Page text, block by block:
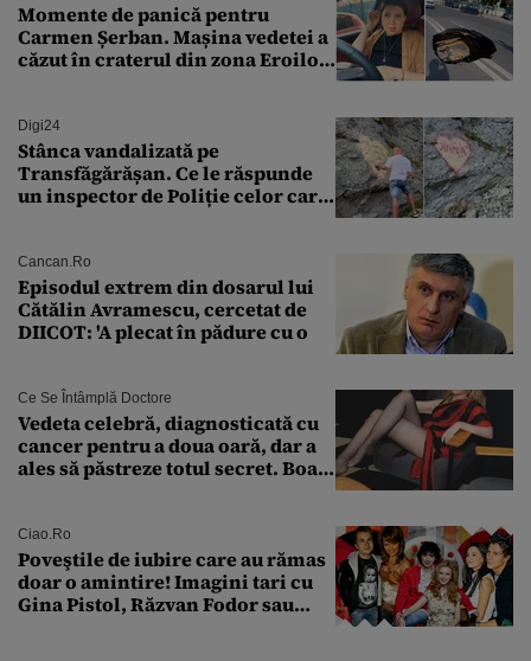
Momente de panică pentru
Carmen Șerban. Mașina vedetei a
căzut în craterul din zona Eroilor:
Digi24
Stânca vandalizată pe
Transfăgărășan. Ce le răspunde
un inspector de Poliție celor care
Cancan.ro
Episodul extrem din dosarul lui
Cătălin Avramescu, cercetat de
DIICOT: 'A plecat în pădure cu o
Ce Se Întâmplă Doctore
Vedeta celebră, diagnosticată cu
cancer pentru a doua oară, dar a
ales să păstreze totul secret. Boala
Ciao.ro
Poveştile de iubire care au rămas
doar o amintire! Imagini tari cu
Gina Pistol, Răzvan Fodor sau